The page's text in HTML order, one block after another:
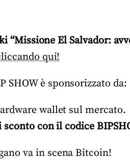
“Missione El Salvador:
qui!
SHOW è sponsorizzato da:
wallet sul mercato.
sconto con il codice
va in scena Bitcoin!